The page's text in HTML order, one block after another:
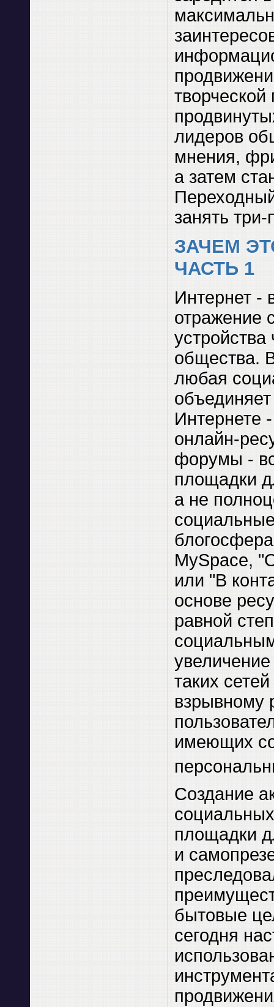
творческой
лидеров
мнения,
а затем
занять три-
ЗАЧЕМ
ЧАСТЬ 1
Интернет -
отражение
устройства
общества.
любая
Интернете
онлайн-
форумы -
площадки
а не
MySpace,
или "В
основе
равной
таких
взрывному
имеющих
Создание
площадки
и
бытовые
сегодня